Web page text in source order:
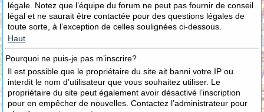
légale. Notez que l’équipe du forum ne peut pas fournir de conseil
légal et ne saurait être contactée pour des questions légales de
toute sorte, à l’exception de celles soulignées ci-dessous.
Haut
Pourquoi ne puis-je pas m’inscrire?
Il est possible que le propriétaire du site ait banni votre IP ou
interdit le nom d’utilisateur que vous souhaitez utiliser. Le
propriétaire du site peut également avoir désactivé l’inscription
pour en empêcher de nouvelles. Contactez l’administrateur pour